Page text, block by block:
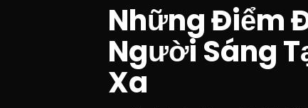
Những Điểm
Người Sáng
Xa